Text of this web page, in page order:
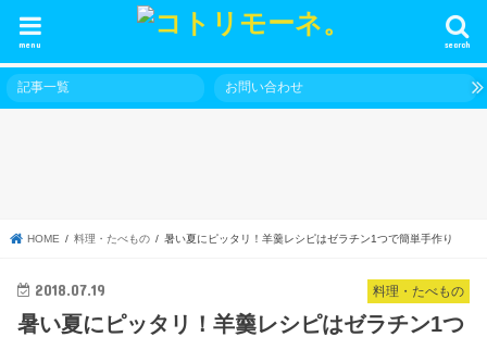
search
menu
記事一覧 お問い合わせ
HOME 料理・たべもの 暑い夏にピッタリ！羊羹レシピはゼラチン1つで簡単手作り
料理・たべもの
2018.07.19
暑い夏にピッタリ！羊羹レシピはゼラチン1つ